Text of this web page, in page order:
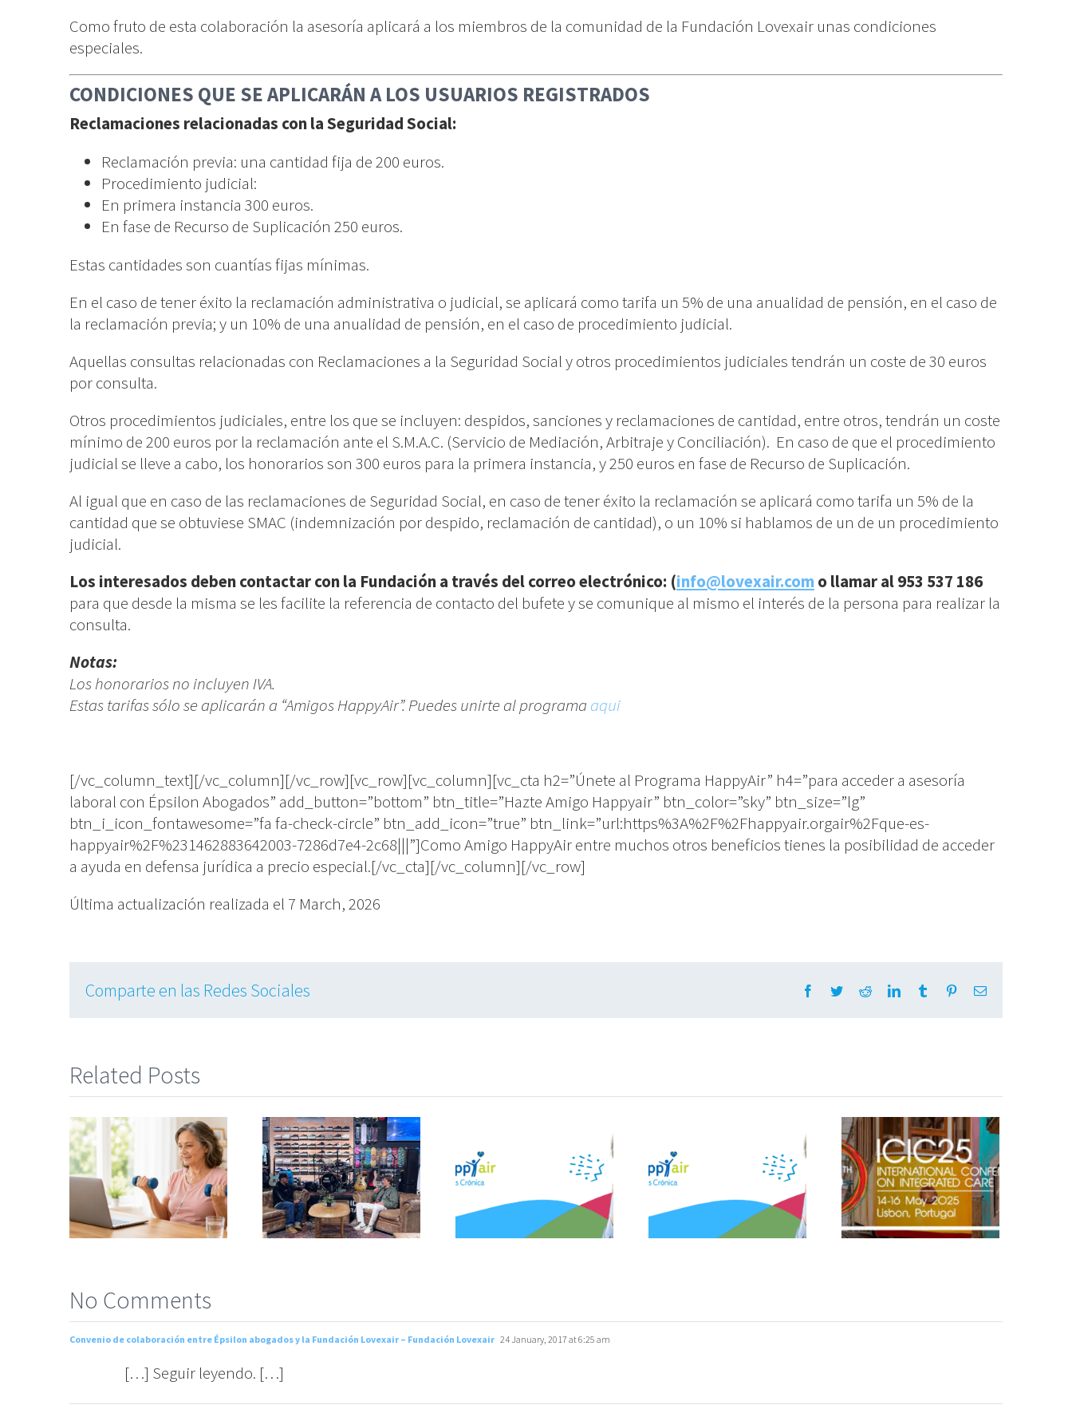
Como fruto de esta colaboración la asesoría aplicará a los miembros de la comunidad de la Fundación Lovexair unas condiciones
especiales.
CONDICIONES QUE SE APLICARÁN A LOS USUARIOS REGISTRADOS
Reclamaciones relacionadas con la Seguridad Social:
Reclamación previa: una cantidad fija de 200 euros.
Procedimiento judicial:
En primera instancia 300 euros.
En fase de Recurso de Suplicación 250 euros.
Estas cantidades son cuantías fijas mínimas.
En el caso de tener éxito la reclamación administrativa o judicial, se aplicará como tarifa un 5% de una anualidad de pensión, en el caso de
la reclamación previa; y un 10% de una anualidad de pensión, en el caso de procedimiento judicial.
Aquellas consultas relacionadas con Reclamaciones a la Seguridad Social y otros procedimientos judiciales tendrán un coste de 30 euros
por consulta.
Otros procedimientos judiciales, entre los que se incluyen: despidos, sanciones y reclamaciones de cantidad, entre otros, tendrán un coste
mínimo de 200 euros por la reclamación ante el S.M.A.C. (Servicio de Mediación, Arbitraje y Conciliación). En caso de que el procedimiento
judicial se lleve a cabo, los honorarios son 300 euros para la primera instancia, y 250 euros en fase de Recurso de Suplicación.
Al igual que en caso de las reclamaciones de Seguridad Social, en caso de tener éxito la reclamación se aplicará como tarifa un 5% de la
cantidad que se obtuviese SMAC (indemnización por despido, reclamación de cantidad), o un 10% si hablamos de un de un procedimiento
judicial.
Los interesados deben contactar con la Fundación a través del correo electrónico: (info@lovexair.como llamar al 953 537 186
para que desde la misma se les facilite la referencia de contacto del bufete y se comunique al mismo el interés de la persona para realizar la
consulta.
Notas:
Los honorarios no incluyen IVA.
Estas tarifas sólo se aplicarán a “Amigos HappyAir”. Puedes unirte al programa aqui
[/vc_column_text][/vc_column][/vc_row][vc_row][vc_column][vc_cta h2=”Únete al Programa HappyAir” h4=”para acceder a asesoría
laboral con Épsilon Abogados” add_button=”bottom” btn_title=”Hazte Amigo Happyair” btn_color=”sky” btn_size=”lg”
btn_i_icon_fontawesome=”fa fa-check-circle” btn_add_icon=”true” btn_link=”url:https%3A%2F%2Fhappyair.orgair%2Fque-es-
happyair%2F%231462883642003-7286d7e4-2c68|||”]Como Amigo HappyAir entre muchos otros beneficios tienes la posibilidad de acceder
a ayuda en defensa jurídica a precio especial.[/vc_cta][/vc_column][/vc_row]
Última actualización realizada el 7 March, 2026
Comparte en las Redes Sociales Facebook
TwitterRedditLinkedInTumblr PinterestEmail
Related Posts
Arran Strong y
Quiksilver
impulsan la salud
respiratoria en
Ericeira
La tos crónica
afecta sobre todo
a mujeres de
mediana edad,
pero sigue siendo
una condición
Lanzamos
“HappyAir Tos
Crónica”
Las personas en
el centro de la
salud: Bronc@ir
en ICIC25
No Comments
Convenio de colaboración entre Épsilon abogados y la Fundación Lovexair – Fundación Lovexair 24 January, 2017 at 6:25 am
[…] Seguir leyendo. […]